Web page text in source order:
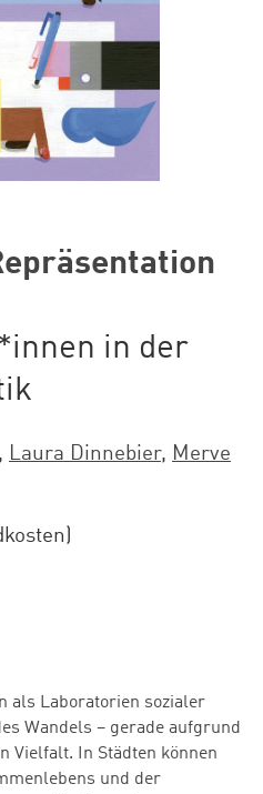
in der
, Laura Dinnebier, Merve
als Laboratorien sozialer
Wandels – gerade aufgrund
Vielfalt. In Städten können
und der